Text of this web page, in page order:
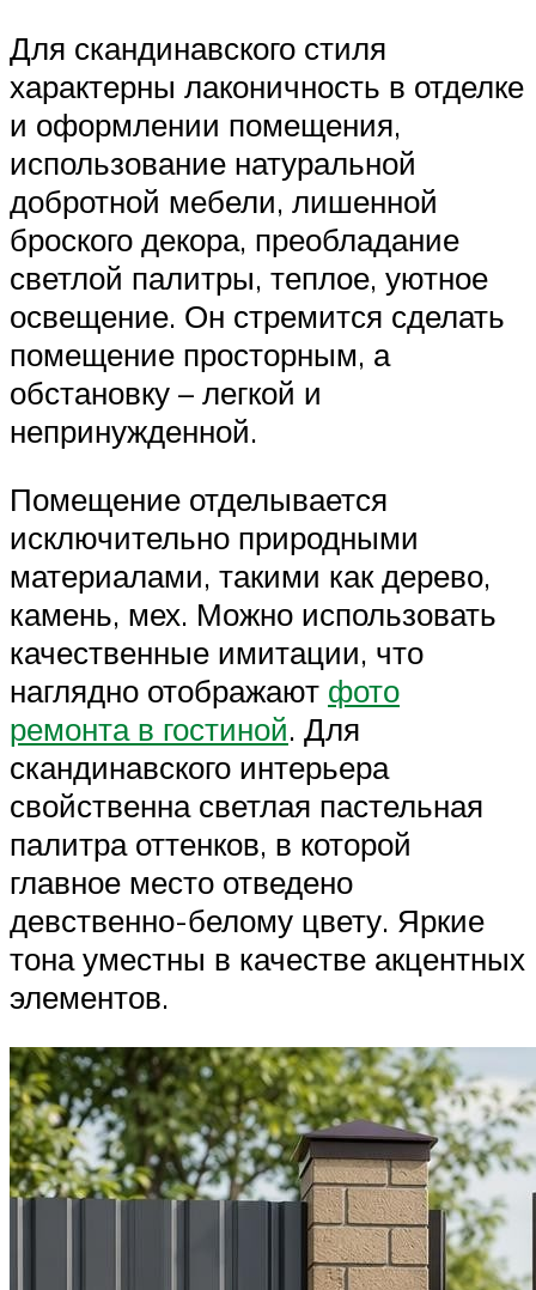
Для скандинавского стиля
характерны лаконичность в отделке
и оформлении помещения,
использование натуральной
добротной мебели, лишенной
броского декора, преобладание
светлой палитры, теплое, уютное
освещение. Он стремится сделать
помещение просторным, а
обстановку – легкой и
непринужденной.
Помещение отделывается
исключительно природными
материалами, такими как дерево,
камень, мех. Можно использовать
качественные имитации, что
наглядно отображают фото
ремонта в гостиной. Для
скандинавского интерьера
свойственна светлая пастельная
палитра оттенков, в которой
главное место отведено
девственно-белому цвету. Яркие
тона уместны в качестве акцентных
элементов.